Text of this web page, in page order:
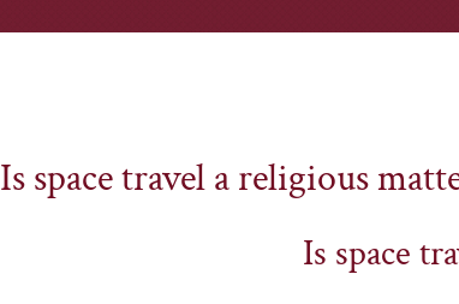
Larger
Image
Is space travel a religious
Is space